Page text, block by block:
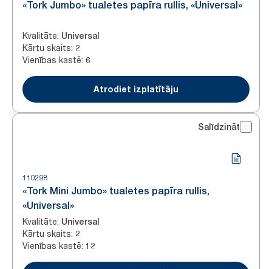
«Tork Jumbo» tualetes papīra rullis, «Universal»
Kvalitāte: Universal
Kārtu skaits: 2
Vienības kastē: 6
Atrodiet izplatītāju
Salīdzināt
110298
«Tork Mini Jumbo» tualetes papīra rullis,
«Universal»
Kvalitāte: Universal
Kārtu skaits: 2
Vienības kastē: 12